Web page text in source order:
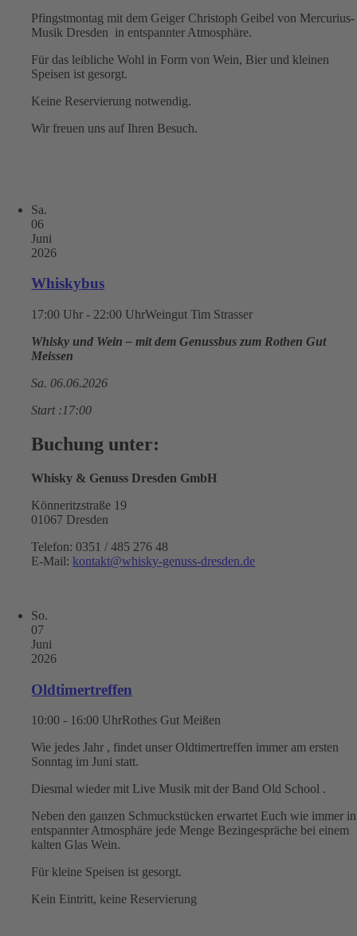
Pfingstmontag mit dem Geiger Christoph Geibel von Mercurius-
Musik Dresden in entspannter Atmosphäre.
Für das leibliche Wohl in Form von Wein, Bier und kleinen
Speisen ist gesorgt.
Keine Reservierung notwendig.
Wir freuen uns auf Ihren Besuch.
Sa.
06
Juni
2026
Whiskybus
17:00 Uhr - 22:00 UhrWeingut Tim Strasser
Whisky und Wein – mit dem Genussbus zum Rothen Gut
Meissen
Sa. 06.06.2026
Start :17:00
Buchung unter:
Whisky & Genuss Dresden GmbH
Könneritzstraße 19
01067 Dresden
Telefon: 0351 / 485 276 48
E-Mail: kontakt@whisky-genuss-dresden.de
So.
07
Juni
2026
Oldtimertreffen
10:00 - 16:00 UhrRothes Gut Meißen
Wie jedes Jahr , findet unser Oldtimertreffen immer am ersten
Sonntag im Juni statt.
Diesmal wieder mit Live Musik mit der Band Old School .
Neben den ganzen Schmuckstücken erwartet Euch wie immer in
entspannter Atmosphäre jede Menge Bezingespräche bei einem
kalten Glas Wein.
Für kleine Speisen ist gesorgt.
Kein Eintritt, keine Reservierung